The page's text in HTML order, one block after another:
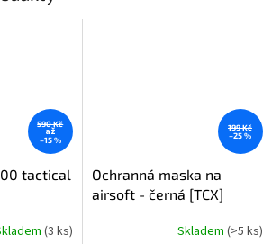
590 Kč
až
–15 %
tactical
(3 ks)
199 Kč
–25 %
Ochranná maska na
airsoft - černá [TCX]
Skladem (>5 ks)